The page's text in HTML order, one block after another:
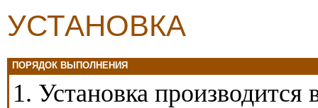
УСТАНОВКА
ПОРЯДОК ВЫПОЛНЕНИЯ
1. Установка